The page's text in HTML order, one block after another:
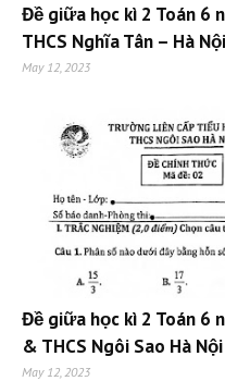
Đề giữa học kì 2 Toán 6
THCS Nghĩa Tân – Hà Nội
May 12, 2023
Đề giữa học kì 2 Toán 6
& THCS Ngôi Sao Hà Nội
May 12, 2023